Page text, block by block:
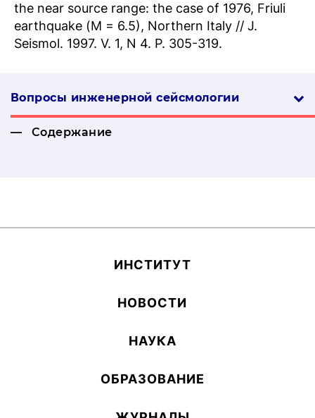
the near source range: the case of 1976, Friuli
earthquake (M = 6.5), Northern Italy // J.
Seismol. 1997. V. 1, N 4. P. 305-319.
Вопросы инженерной сей­смо­логии
Содержание
ИН­СТИ­ТУТ
НОВОСТИ
НАУКА
ОБ­РА­ЗОВА­НИЕ